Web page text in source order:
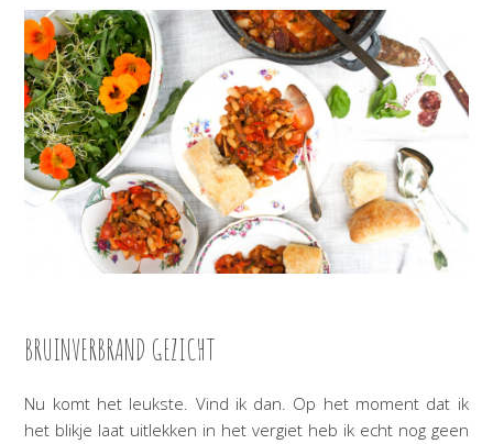
BRUINVERBRAND GEZICHT
Nu komt het leukste. Vind ik dan. Op het moment dat ik
het blikje laat uitlekken in het vergiet heb ik echt nog geen